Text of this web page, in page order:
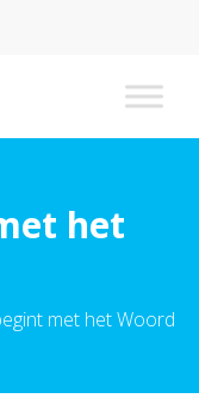
het
met het Woord